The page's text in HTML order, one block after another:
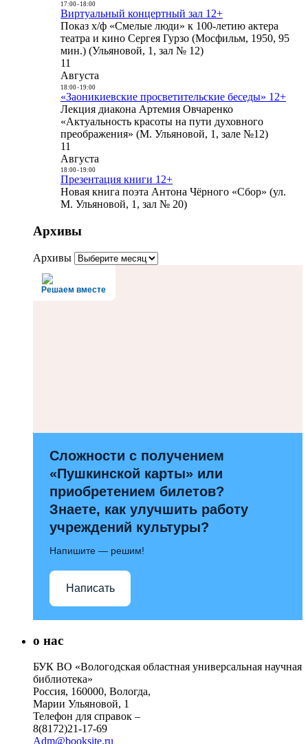
17:00- 18:00
Виртуальный концертный зал 12+
Показ х/ф «Смелые люди» к 100-летию актера
театра и кино Сергея Гурзо (Мосфильм, 1950, 95
мин.) (Ульяновой, 1, зал № 12)
11
Августа
18:00- 19:00
«Заоникиевские просветительские беседы» 12+
Лекция диакона Артемия Овчаренко
«Актуальность красоты на пути духовного
преображения» (М. Ульяновой, 1, зале №12)
11
Августа
18:00- 19:00
Презентация книги 12+
Новая книга поэта Антона Чёрного «Сбор» (ул.
М. Ульяновой, 1, зал № 20)
Архивы
Архивы
Решаем вместе
Сложности с получением
«Пушкинской карты» или
приобретением билетов?
Знаете, как улучшить работу
учреждений культуры?
Напишите — решим!
Написать
о нас
БУК ВО «Вологодская областная универсальная научная
библиотека»
Россия, 160000, Вологда,
Марии Ульяновой, 1
Телефон для справок –
8(8172)21-17-69
Adm@booksite.ru